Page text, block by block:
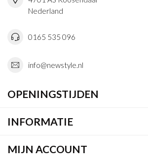
Nederland
0165 535 096
info@newstyle.nl
OPENINGSTIJDEN
INFORMATIE
MIJN ACCOUNT